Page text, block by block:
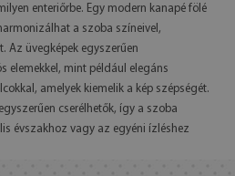
enteriőrbe. Egy modern kanapé fölé
a szoba színeivel,
Az üvegképek egyszerűen
elemekkel, mint például elegáns
amelyek kiemelik a kép szépségét.
cserélhetők, így a szoba
évszakhoz vagy az egyéni ízléshez